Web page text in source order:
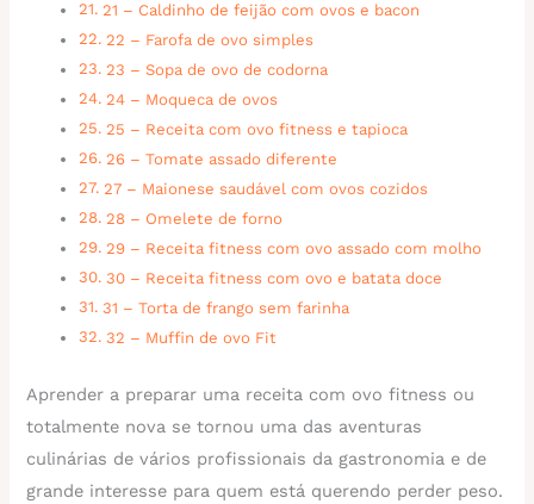
21 – Caldinho de feijão com ovos e bacon
22 – Farofa de ovo simples
23 – Sopa de ovo de codorna
24 – Moqueca de ovos
25 – Receita com ovo fitness e tapioca
26 – Tomate assado diferente
27 – Maionese saudável com ovos cozidos
28 – Omelete de forno
29 – Receita fitness com ovo assado com molho
30 – Receita fitness com ovo e batata doce
31 – Torta de frango sem farinha
32 – Muffin de ovo Fit
Aprender a preparar uma receita com ovo fitness ou
totalmente nova se tornou uma das aventuras
culinárias de vários profissionais da gastronomia e de
grande interesse para quem está querendo perder peso.